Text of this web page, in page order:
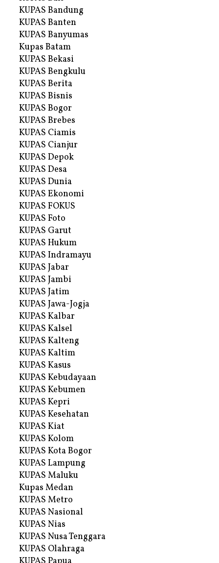
KUPAS Bandung
KUPAS Banten
KUPAS Banyumas
Kupas Batam
KUPAS Bekasi
KUPAS Bengkulu
KUPAS Berita
KUPAS Bisnis
KUPAS Bogor
KUPAS Brebes
KUPAS Ciamis
KUPAS Cianjur
KUPAS Depok
KUPAS Desa
KUPAS Dunia
KUPAS Ekonomi
KUPAS FOKUS
KUPAS Foto
KUPAS Garut
KUPAS Hukum
KUPAS Indramayu
KUPAS Jabar
KUPAS Jambi
KUPAS Jatim
KUPAS Jawa-Jogja
KUPAS Kalbar
KUPAS Kalsel
KUPAS Kalteng
KUPAS Kaltim
KUPAS Kasus
KUPAS Kebudayaan
KUPAS Kebumen
KUPAS Kepri
KUPAS Kesehatan
KUPAS Kiat
KUPAS Kolom
KUPAS Kota Bogor
KUPAS Lampung
KUPAS Maluku
Kupas Medan
KUPAS Metro
KUPAS Nasional
KUPAS Nias
KUPAS Nusa Tenggara
KUPAS Olahraga